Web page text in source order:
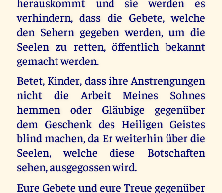
verhindern, dass die Gebete, welche
den Sehern gegeben werden, um die
Seelen zu retten, öffentlich bekannt
gemacht werden.
Betet, Kinder, dass ihre Anstrengungen
nicht die Arbeit Meines Sohnes
hemmen oder Gläubige gegenüber
dem Geschenk des Heiligen Geistes
blind machen, da Er weiterhin über die
Seelen, welche diese Botschaften
sehen, ausgegossen wird.
Eure Gebete und eure Treue gegenüber